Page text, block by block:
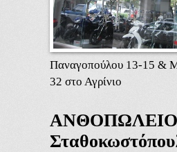
Παναγοπούλου 13-15 &
32 στο Αγρίνιο
ΑΝΘΟΠΩΛΕΙΟ